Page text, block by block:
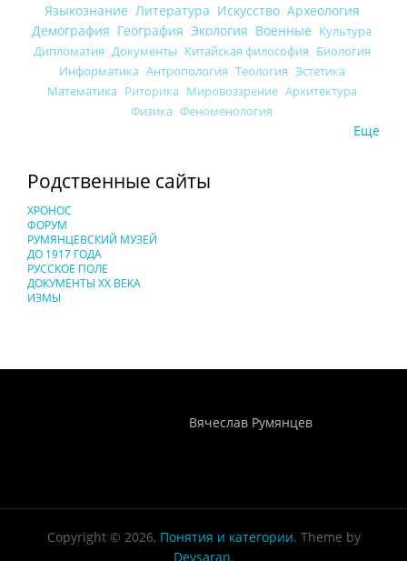
Языкознание Литература Искусство Археология
Демография География Экология Военные Культура
Дипломатия Документы Китайская философия Биология
Информатика Антропология Теология Эстетика
Математика Риторика Мировоззрение Архитектура
Физика Феноменология
Еще
Родственные сайты
ХРОНОС
ФОРУМ
РУМЯНЦЕВСКИЙ МУЗЕЙ
ДО 1917 ГОДА
РУССКОЕ ПОЛЕ
ДОКУМЕНТЫ XX ВЕКА
ИЗМЫ
Вячеслав Румянцев
Copyright © 2026, Понятия и категории. Theme by
Devsaran.